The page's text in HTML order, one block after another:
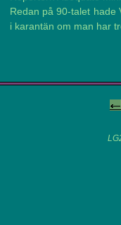
Redan på 90-talet hade
i karantän om man har
<-